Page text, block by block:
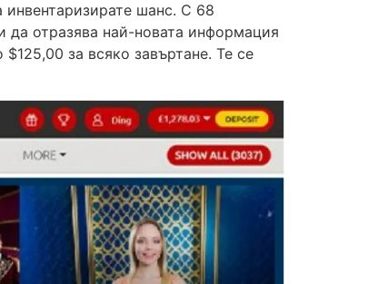
шанс. С 68
да отразява най-новата информация
за всяко завъртане. Те се